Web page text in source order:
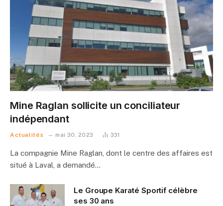
Mine Raglan sollicite un conciliateur
indépendant
Actualités mai 30, 2023 331
La compagnie Mine Raglan, dont le centre des affaires est
situé à Laval, a demandé…
Le Groupe Karaté Sportif célèbre
ses 30 ans